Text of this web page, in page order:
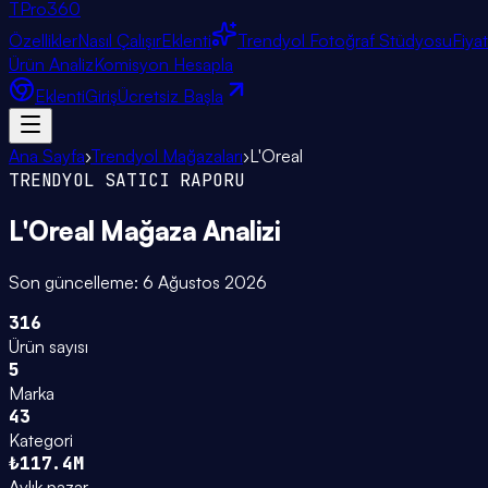
TPro360
ÖzelliklerNasıl ÇalışırEklenti Trendyol Fotoğraf Stüdyosu
Ürün AnalizKomisyon Hesapla
EklentiGirişÜcretsiz Başla
Ana Sayfa›Trendyol Mağazaları›L'Oreal
TRENDYOL SATICI RAPORU
L'Oreal Mağaza Analizi
Son güncelleme: 6 Ağustos 2026
316
Ürün sayısı
5
Marka
43
Kategori
₺117.4M